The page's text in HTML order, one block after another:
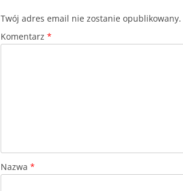
Twój adres email nie zostanie opublikowany.
Komentarz *
Nazwa *